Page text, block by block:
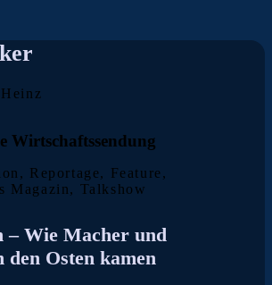
Wirtschaftssendung
Reportage, Feature,
Magazin, Talkshow
– Wie Macher und
Osten kamen